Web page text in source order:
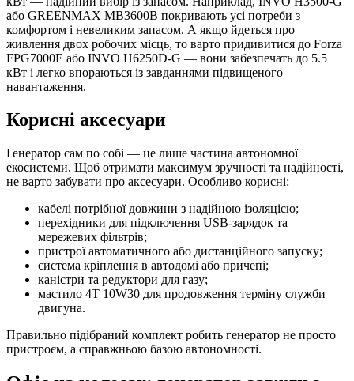
або GREENMAX MB3600B покривають усі потреби з
комфортом і невеликим запасом. А якщо йдеться про
живлення двох робочих місць, то варто придивитися до Forza
FPG7000Е або INVO H6250D-G — вони забезпечать до 5.5
кВт і легко впораються із завданнями підвищеного
навантаження.
Корисні аксесуари
Генератор сам по собі — це лише частина автономної
екосистеми. Щоб отримати максимум зручності та надійності,
не варто забувати про аксесуари. Особливо корисні:
кабелі потрібної довжини з надійною ізоляцією;
перехідники для підключення USB-зарядок та
мережевих фільтрів;
пристрої автоматичного або дистанційного запуску;
система кріплення в автодомі або причепі;
каністри та редуктори для газу;
мастило 4Т 10W30 для продовження терміну служби
двигуна.
Правильно підібраний комплект робить генератор не просто
пристроєм, а справжньою базою автономності.